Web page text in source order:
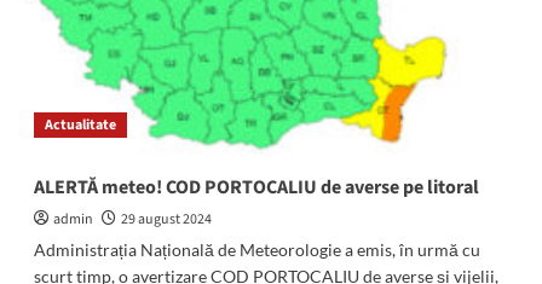
COD
PORTOCALIU
de
averse
posibile
grindină
Actualitate
ALERTĂ meteo! COD PORTOCALIU de averse pe litoral
admin
29 august 2024
Administrația Națională de Meteorologie a emis, în urmă cu
scurt timp, o avertizare COD PORTOCALIU de averse și vijelii,